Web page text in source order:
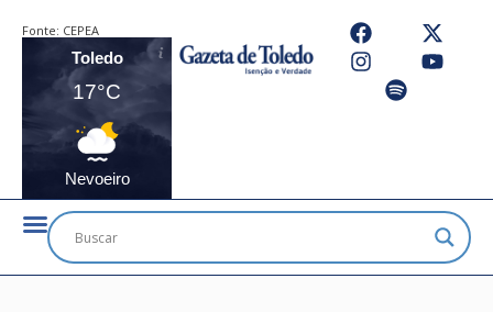
Fonte: CEPEA
Toledo
17°C
Nevoeiro